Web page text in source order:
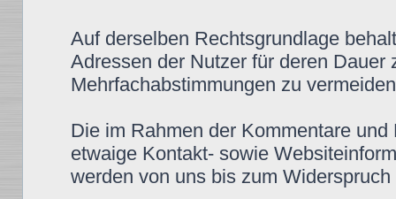
Auf derselben Rechtsgrundlage
Adressen der Nutzer für deren
Mehrfachabstimmungen zu
Die im Rahmen der Kommentare
etwaige Kontakt- sowie
werden von uns bis zum